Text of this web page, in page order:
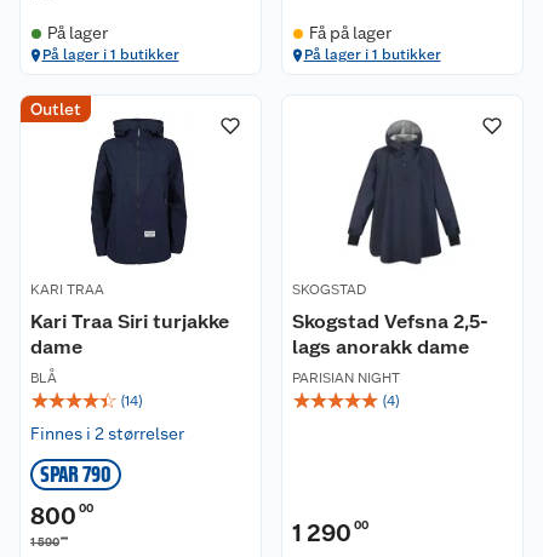
På lager
På lager i 1 butikker
Få på lager
På lager i 1 butikker
Outlet
KARI TRAA
Kari Traa Siri turjakke
dame
BLÅ
☆☆☆☆☆ (14)
Finnes i 2 størrelser
SPAR 790
800 00
1 59000
SKOGSTAD
Skogstad Vefsna 2,5-
lags anorakk dame
PARISIAN NIGHT
☆☆☆☆☆ (4)
1 290 00
Nyheter
Våre butikker
Våre merkevarer
Coop kjeder
Ledige stillinger
Bærekraft
Kundeservice
Kontakt oss
Angre- og returrett
Reklamasjon og garanti
Ofte stilte spørsmål
Betalingsalternativer
Leveringsalternativer
Pakkesporing
Åpent kjøp
Coop medlem